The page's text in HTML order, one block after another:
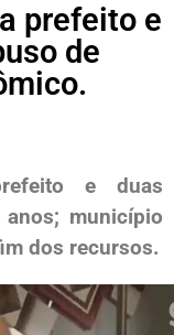
prefeito e
de
e duas
município
dos recursos.